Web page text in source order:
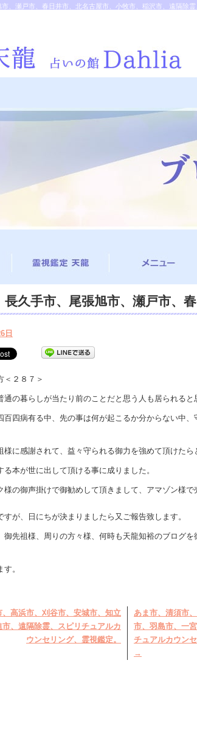
、瀬戸市、春日井市、北名古屋市、小牧市、稲沢市、遠隔除
久手市、尾張旭市、瀬戸市、
御祓い、加持祈禱、霊視鑑定。
日
＜２８７＞
通の暮らしが当たり前のことだと思う人も居られると
百四病有る中、先の事は何が起こるか分からない中
様に感謝されて、益々守られる御力を強めて頂けたら
る本が世に出して頂ける事に成りました。
様の御声掛けで御勧めして頂きまして、アマゾン様
すが、日にちが決まりましたら又ご報告致します。
御先祖様、周りの方々様、何時も天龍知裕のブログ
。
高浜市、刈谷市、安城市、知立
、遠隔除霊、スピリチュアルカ
ウンセリング、霊視鑑定。
あま市、清須市
市、羽島市、一
チュアルカウン
→